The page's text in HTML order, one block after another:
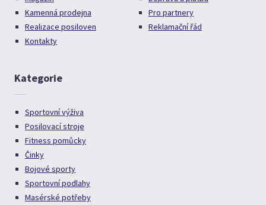
Kamenná prodejna
Realizace posiloven
Kontakty
Pro partnery
Reklamační řád
Kategorie
Sportovní výživa
Posilovací stroje
Fitness pomůcky
Činky
Bojové sporty
Sportovní podlahy
Masérské potřeby